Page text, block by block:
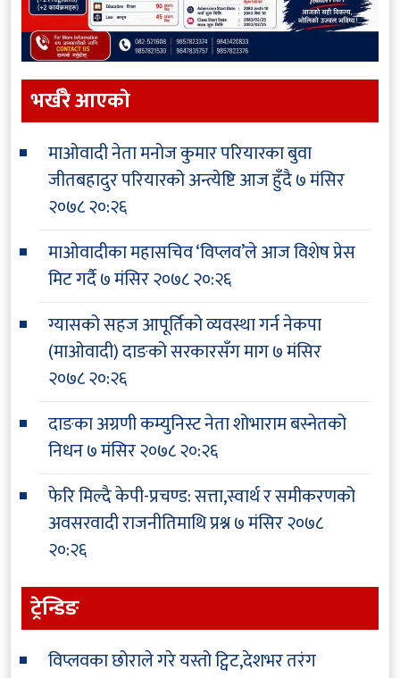
भर्खरै आएकाे
माओवादी नेता मनोज कुमार परियारका बुवा
जीतबहादुर परियारको अन्त्येष्टि आज हुँदै७ मंसिर
२०७८ २०:२६
माओवादीका महासचिव ‘विप्लव’ले आज विशेष प्रेस
मिट गर्दै७ मंसिर २०७८ २०:२६
ग्यासको सहज आपूर्तिको व्यवस्था गर्न नेकपा
(माओवादी) दाङको सरकारसँग माग७ मंसिर
२०७८ २०:२६
दाङका अग्रणी कम्युनिस्ट नेता शोभाराम बस्नेतको
निधन७ मंसिर २०७८ २०:२६
फेरि मिल्दै केपी-प्रचण्ड: सत्ता,स्वार्थ र समीकरणको
अवसरवादी राजनीतिमाथि प्रश्न७ मंसिर २०७८
२०:२६
ट्रेन्डिङ
विप्लवका छोराले गरे यस्तो ट्विट,देशभर तरंग